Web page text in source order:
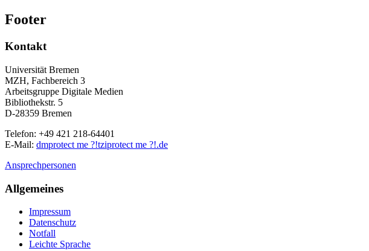
Footer
Kontakt
Universität Bremen
MZH, Fachbereich 3
Arbeitsgruppe Digitale Medien
Bibliothekstr. 5
D-28359 Bremen
Telefon: +49 421 218-64401
E-Mail: dmprotect me ?!tziprotect me ?!.de
Ansprechpersonen
Allgemeines
Impressum
Datenschutz
Notfall
Leichte Sprache